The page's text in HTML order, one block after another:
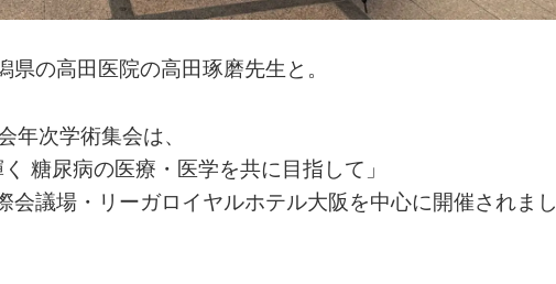
県の高田医院の高田琢磨先生と。
年次学術集会は、
糖尿病の医療・医学を共に目指して」
会議場・リーガロイヤルホテル大阪を中心に開催されまし